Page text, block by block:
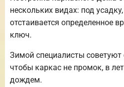
нескольких видах: под
отстаивается определенное
ключ.
Зимой специалисты
чтобы каркас не промок, в
дождем.